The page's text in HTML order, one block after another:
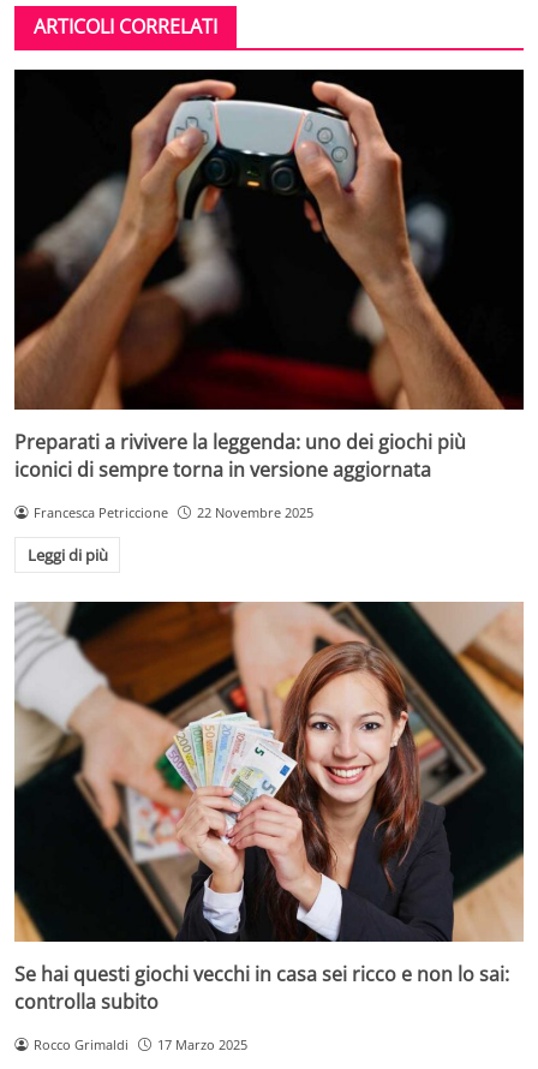
ARTICOLI CORRELATI
Preparati a rivivere la leggenda: uno dei giochi più
iconici di sempre torna in versione aggiornata
Francesca Petriccione 22 Novembre 2025
Leggi di più
Se hai questi giochi vecchi in casa sei ricco e non lo sai:
controlla subito
Rocco Grimaldi 17 Marzo 2025